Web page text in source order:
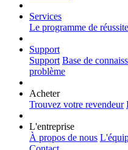
Services
Le programme de
Support
Support Base de
problème
Acheter
Trouvez votre revendeur
L'entreprise
À propos de nous